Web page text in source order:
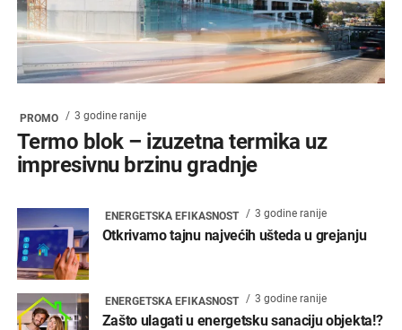
PROMO 3 godine ranije
Termo blok – izuzetna termika uz
impresivnu brzinu gradnje
ENERGETSKA EFIKASNOST 3 godine ranije
Otkrivamo tajnu najvećih ušteda u grejanju
ENERGETSKA EFIKASNOST 3 godine ranije
Zašto ulagati u energetsku sanaciju objekta!?